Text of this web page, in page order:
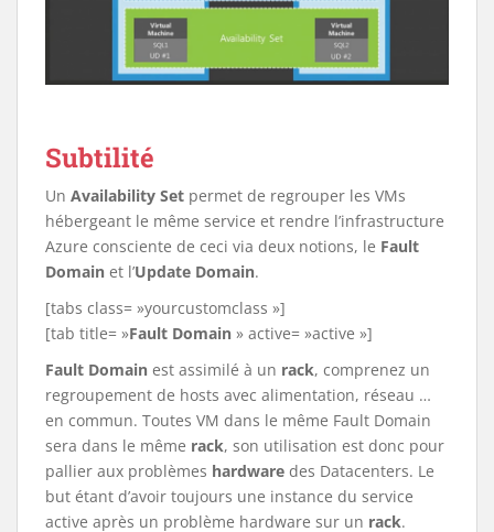
Subtilité
Un Availability Set permet de regrouper les VMs
hébergeant le même service et rendre l’infrastructure
Azure consciente de ceci via deux notions, le Fault
Domain et l’Update Domain.
[tabs class= »yourcustomclass »]
[tab title= »Fault Domain » active= »active »]
Fault Domain est assimilé à un rack, comprenez un
regroupement de hosts avec alimentation, réseau …
en commun. Toutes VM dans le même Fault Domain
sera dans le même rack, son utilisation est donc pour
pallier aux problèmes hardware des Datacenters. Le
but étant d’avoir toujours une instance du service
active après un problème hardware sur un rack.